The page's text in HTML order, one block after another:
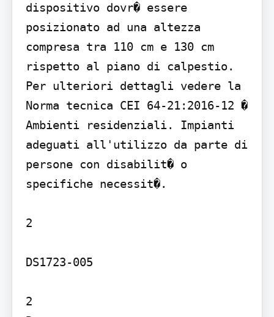
dispositivo dovr� essere
posizionato ad una altezza
compresa tra 110 cm e 130 cm
rispetto al piano di calpestio.
Per ulteriori dettagli vedere la
Norma tecnica CEI 64-21:2016-12 �
Ambienti residenziali. Impianti
adeguati all'utilizzo da parte di
persone con disabilit� o
specifiche necessit�.
2
DS1723-005
2